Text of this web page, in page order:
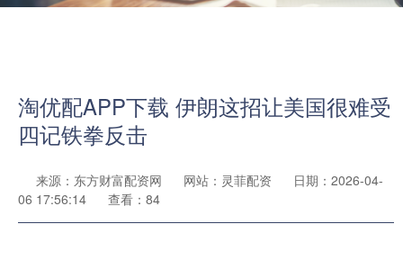
淘优配APP下载 伊朗这招让美国很难受
四记铁拳反击
来源：东方财富配资网 网站：灵菲配资
日期：2026-04-
06 17:56:14
查看：84